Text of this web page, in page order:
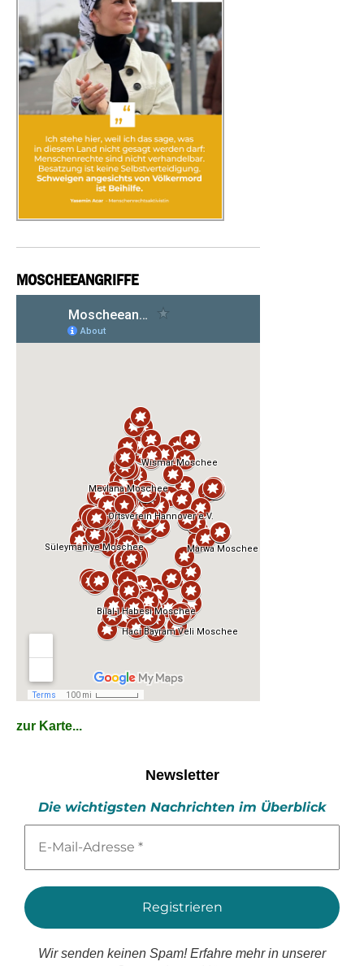
MOSCHEEANGRIFFE
zur Karte...
Newsletter
Die wichtigsten Nachrichten im Überblick
Mail-
*
Wir senden keinen Spam! Erfahre mehr in unserer